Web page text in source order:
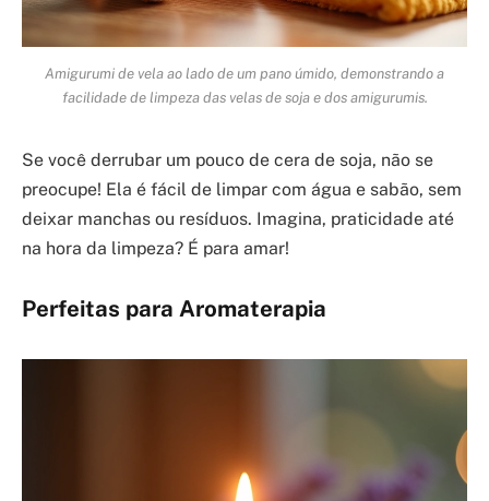
Amigurumi de vela ao lado de um pano úmido, demonstrando a
facilidade de limpeza das velas de soja e dos amigurumis.
Se você derrubar um pouco de cera de soja, não se
preocupe! Ela é fácil de limpar com água e sabão, sem
deixar manchas ou resíduos. Imagina, praticidade até
na hora da limpeza? É para amar!
Perfeitas para Aromaterapia